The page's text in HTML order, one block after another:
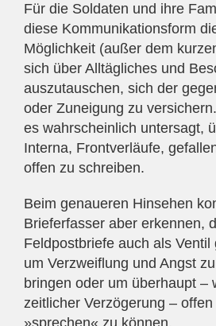
Für die Soldaten und ihre
diese Kommunikationsform
Möglichkeit (außer dem
sich über Alltägliches und
auszutauschen, sich der
oder Zuneigung zu
es wahrscheinlich untersagt,
Interna, Frontverläufe,
offen zu schreiben.
Beim genaueren Hinsehen
Brieferfasser aber erkennen,
Feldpostbriefe auch als Ventil
um Verzweiflung und Angst
bringen oder um überhaupt –
zeitlicher Verzögerung –